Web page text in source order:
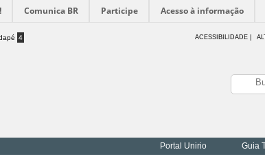
Comunica BR Participe Acesso à informação
4 ACESSIBILIDADE
Portal Unirio Guia